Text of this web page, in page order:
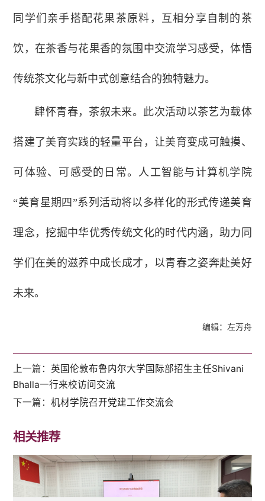
同学们亲手搭配花果茶原料，互相分享自制的茶
饮，在茶香与花果香的氛围中交流学习感受，体悟
传统茶文化与新中式创意结合的独特魅力。
肆怀青春，茶叙未来。此次活动以茶艺为载体
搭建了美育实践的轻量平台，让美育变成可触摸、
可体验、可感受的日常。人工智能与计算机学院
“美育星期四”系列活动将以多样化的形式传递美育
理念，挖掘中华优秀传统文化的时代内涵，助力同
学们在美的滋养中成长成才，以青春之姿奔赴美好
未来。
编辑：左芳舟
上一篇：英国伦敦布鲁内尔大学国际部招生主任Shivani
Bhalla一行来校访问交流
下一篇：机材学院召开党建工作交流会
相关推荐